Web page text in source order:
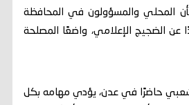
المحلي والمسؤولون في المحافظة
عن الضجيج الإعلامي، واضعًا المصلحة
حاضرًا في عدن، يؤدي مهامه بكل